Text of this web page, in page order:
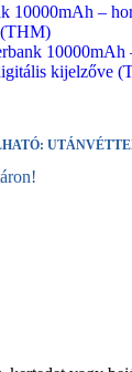
10000mAh –
(THM)
10000mAh
kijelzőve